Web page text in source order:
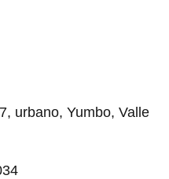
urbano, Yumbo, Valle